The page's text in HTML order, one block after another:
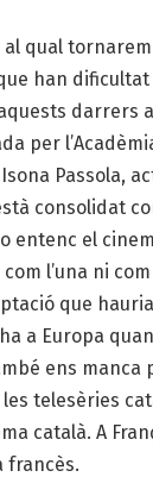
qual
han
darrers
per
Passola,
consolidat
entenc el
l’una ni
que
a Europa
ens manca
telesèries
català. A
francès.